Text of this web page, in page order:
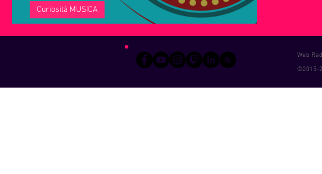
La vita è una ruota che gira
Curiosità MUSICA
Web
©2015-